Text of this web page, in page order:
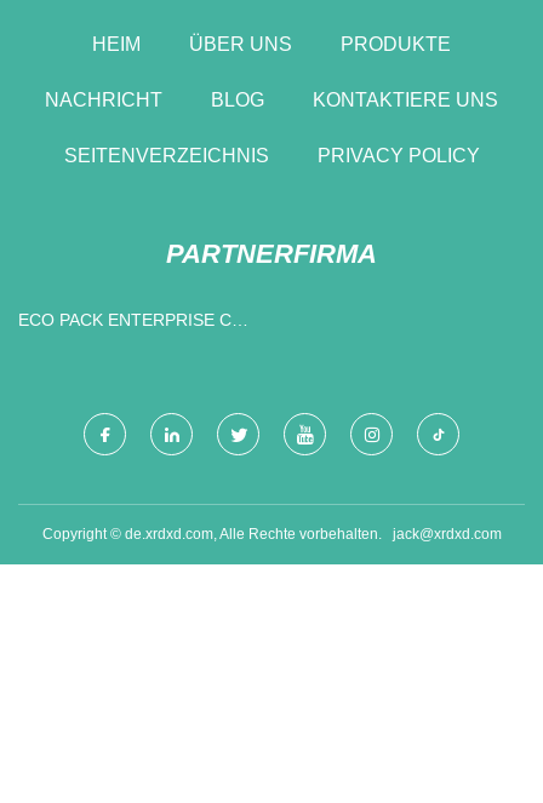
HEIM ÜBER UNS PRODUKTE
NACHRICHT BLOG KONTAKTIERE UNS
SEITENVERZEICHNIS PRIVACY POLICY
PARTNERFIRMA
ECO PACK ENTERPRISE CO.,
Copyright © de.xrdxd.com, Alle Rechte vorbehalten. jack@xrdxd.com